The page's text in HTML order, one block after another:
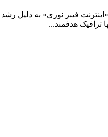
فیبر نوری» به دلیل
ترافیک هدفمند...